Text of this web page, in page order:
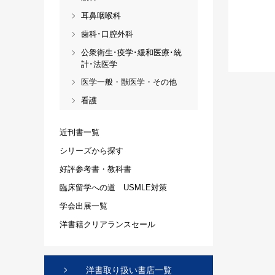
耳鼻咽喉科
歯科･口腔外科
公衆衛生･疫学･緩和医療･統
計･法医学
医学一般・獣医学・その他
看護
近刊書一覧
シリーズから探す
好評参考書・教科書
臨床留学への道 USMLE対策
学会出展一覧
洋書籍クリアランスセール
洋書取り扱い書店一覧